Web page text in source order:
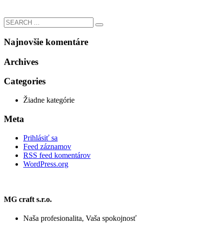
Najnovšie komentáre
Archives
Categories
Žiadne kategórie
Meta
Prihlásiť sa
Feed záznamov
RSS feed komentárov
WordPress.org
MG craft s.r.o.
Naša profesionalita, Vaša spokojnosť